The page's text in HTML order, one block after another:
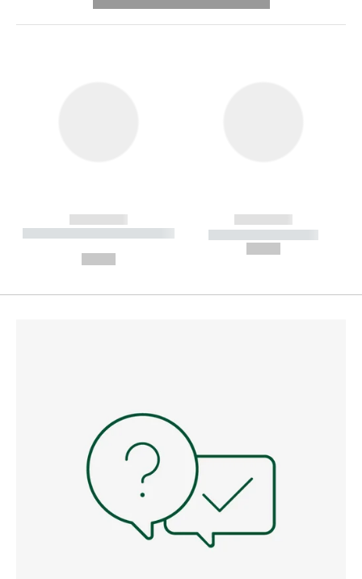
------------
----------- ----------- --------
------------
----------- -----------